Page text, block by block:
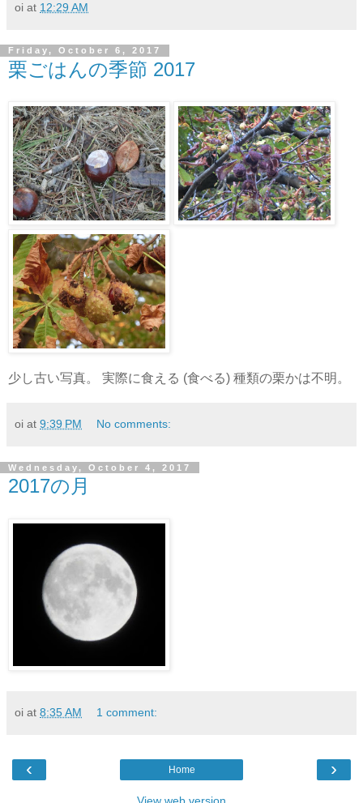
oi at 12:29 AM
Friday, October 6, 2017
栗ごはんの季節 2017
少し古い写真。 実際に食える (食べる) 種類の栗かは不明。
oi at 9:39 PM No comments:
Wednesday, October 4, 2017
2017の月
oi at 8:35 AM 1 comment:
‹ ›
Home
View web version